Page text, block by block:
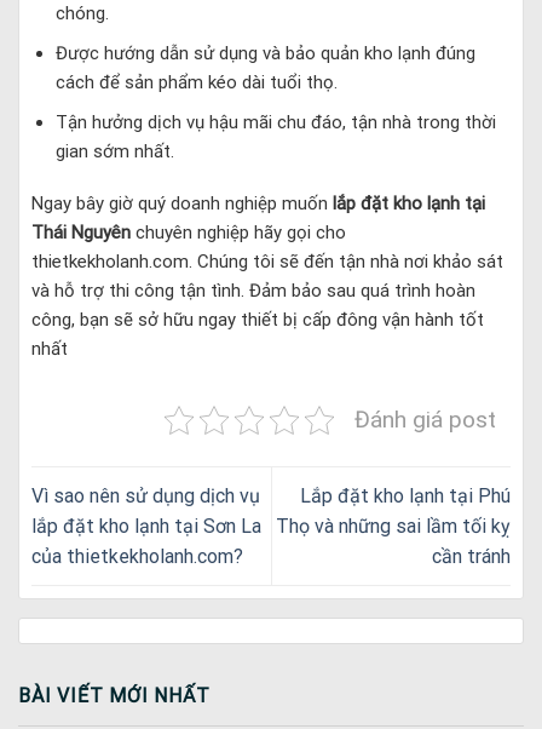
chóng.
Được hướng dẫn sử dụng và bảo quản kho lạnh đúng
cách để sản phẩm kéo dài tuổi thọ.
Tận hưởng dịch vụ hậu mãi chu đáo, tận nhà trong thời
gian sớm nhất.
Ngay bây giờ quý doanh nghiệp muốn lắp đặt kho lạnh tại
Thái Nguyên chuyên nghiệp hãy gọi cho
thietkekholanh.com. Chúng tôi sẽ đến tận nhà nơi khảo sát
và hỗ trợ thi công tận tình. Đảm bảo sau quá trình hoàn
công, bạn sẽ sở hữu ngay thiết bị cấp đông vận hành tốt
nhất
Đánh giá post
Vì sao nên sử dụng dịch vụ
lắp đặt kho lạnh tại Sơn La
của thietkekholanh.com?
Lắp đặt kho lạnh tại Phú
Thọ và những sai lầm tối kỵ
cần tránh
BÀI VIẾT MỚI NHẤT